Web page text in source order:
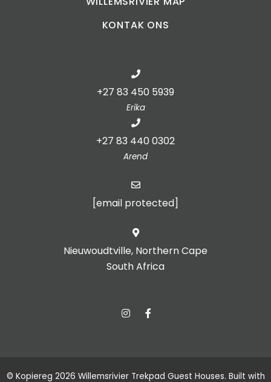
KONTAK ONS
+27 83 450 5939
Erika
+27 83 440 0302
Arend
[email protected]
Nieuwoudtville, Northern Cape
South Africa
© Kopiereg 2026 Willemsrivier Trekpad Guest Houses. Built with